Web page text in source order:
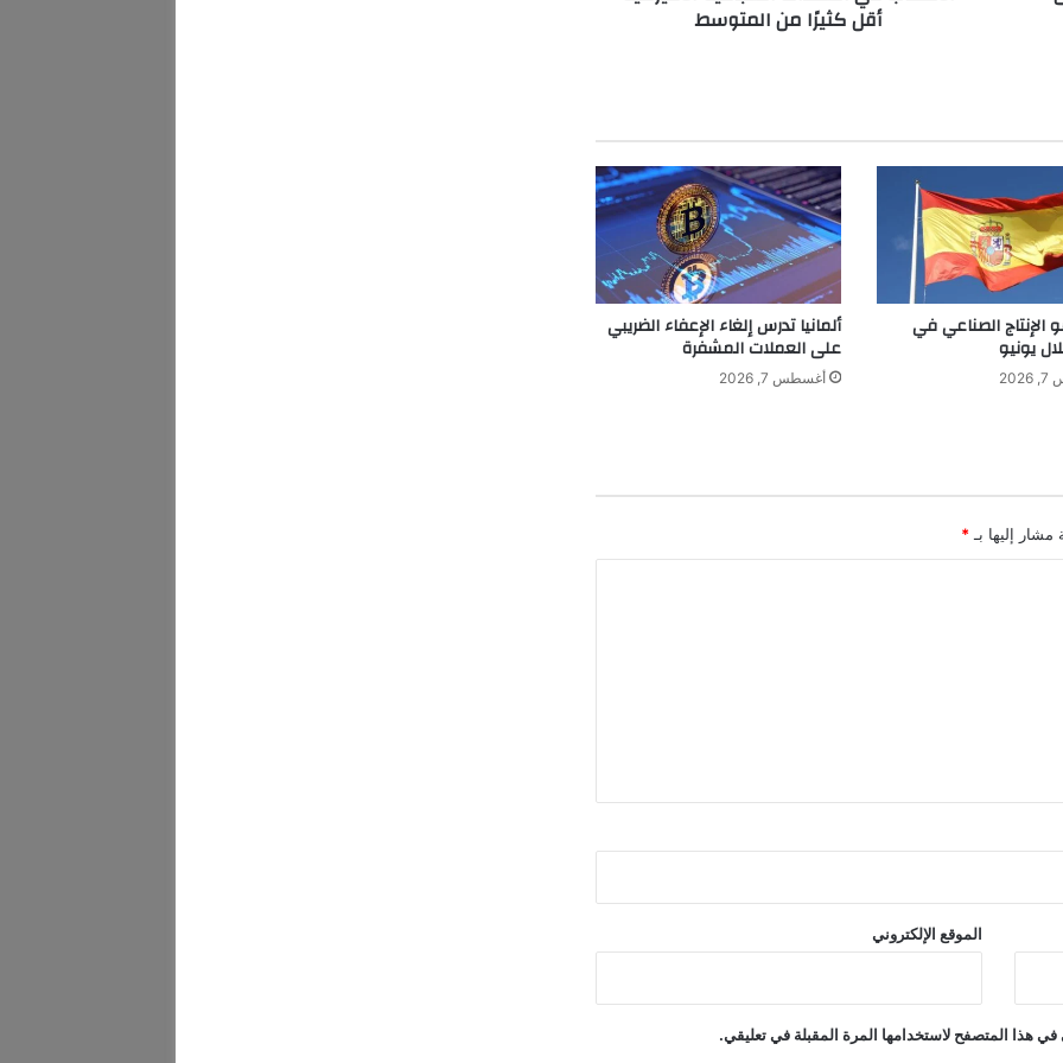
ا
ت
ل
س
ب
ع
ك
ي
ت
أقل كثيرًا من المتوسط
الإنتاج الصناعي في
يونيو
ألمانيا تدرس إلغاء الإعفاء الضريبي
على العملات المشفرة
أغسطس 7, 2026
مشار إليها بـ *
الموقع الإلكتروني
هذا المتصفح لاستخدامها المرة المقبلة في تعليقي.